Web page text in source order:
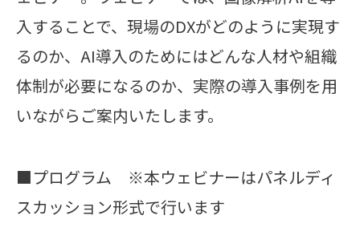
入することで、現場のDXがどのように実現す
るのか、AI導入のためにはどんな人材や組織
体制が必要になるのか、実際の導入事例を用
いながらご案内いたします。
■プログラム ※本ウェビナーはパネルディ
スカッション形式で行います